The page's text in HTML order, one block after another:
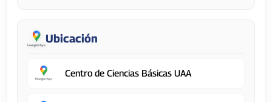
Ubicación
Centro de Ciencias Básicas UAA